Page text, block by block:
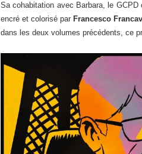
Sa cohabitation avec Barbara, le
encré et colorisé par Francesco
dans les deux volumes précédents, ce